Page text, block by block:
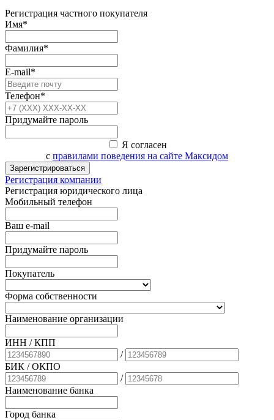
Регистрация частного покупателя
Имя*
Фамилия*
E-mail*
Телефон*
Придумайте пароль
Я согласен
с правилами поведения на сайте Максидом
Зарегистрироваться
Регистрация компании
Регистрация юридического лица
Мобильный телефон
Ваш e-mail
Придумайте пароль
Покупатель
Форма собственности
Наименование организации
ИНН / КПП
/
БИК / ОКПО
/
Наименование банка
Город банка